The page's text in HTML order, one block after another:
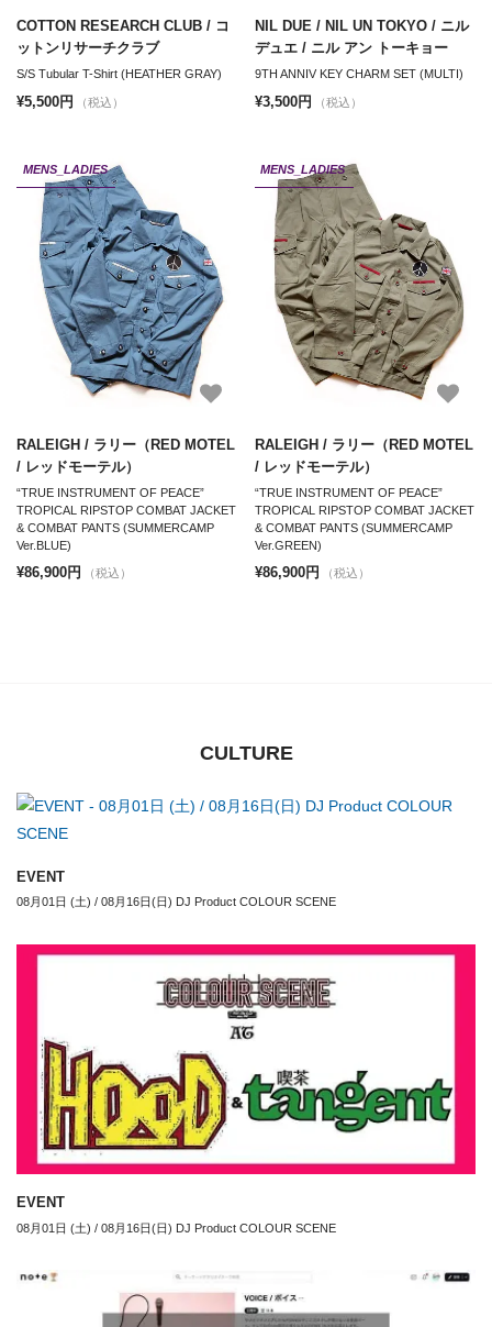
COTTON RESEARCH CLUB / コ
ットンリサーチクラブ
S/S Tubular T-Shirt (HEATHER GRAY)
¥5,500円 （税込）
NIL DUE / NIL UN TOKYO / ニル
デュエ / ニル アン トーキョー
9TH ANNIV KEY CHARM SET (MULTI)
¥3,500円 （税込）
MENS_LADIES
RALEIGH / ラリー（RED MOTEL
/ レッドモーテル）
“TRUE INSTRUMENT OF PEACE”
TROPICAL RIPSTOP COMBAT JACKET
& COMBAT PANTS (SUMMERCAMP
Ver.BLUE)
¥86,900円 （税込）
MENS_LADIES
RALEIGH / ラリー（RED MOTEL
/ レッドモーテル）
“TRUE INSTRUMENT OF PEACE”
TROPICAL RIPSTOP COMBAT JACKET
& COMBAT PANTS (SUMMERCAMP
Ver.GREEN)
¥86,900円 （税込）
CULTURE
EVENT
08月01日 (土) / 08月16日(日) DJ Product COLOUR SCENE
EVENT
08月01日 (土) / 08月16日(日) DJ Product COLOUR SCENE